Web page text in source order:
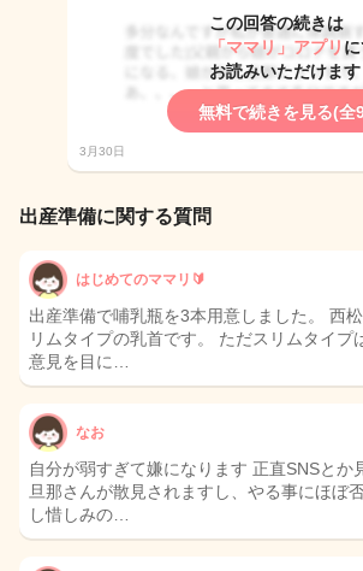
この回答の続きは
「ママリ」アプリ
お読みいただけます
無料で続きを見る(全
3月30日
出産準備に関する質問
はじめてのママリ🔰
出産準備で哺乳瓶を3本用意しました。 西
リムタイプの乳首です。 ただスリムタイプ
意見を目に…
なお
自分が弱すぎて嫌になります 正直SNSとか
旦那さんが散見されますし、やる事にほぼ
し惜しみの…